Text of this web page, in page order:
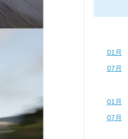
01月
07月
01月
07月